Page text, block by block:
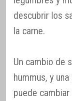
descubrir los
la carne.
Un cambio de
hummus, y
puede